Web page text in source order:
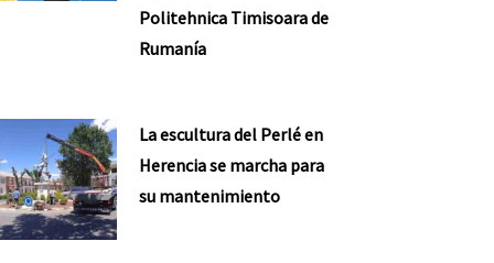
Politehnica Timisoara de
Rumanía
La escultura del Perlé en
Herencia se marcha para
su mantenimiento